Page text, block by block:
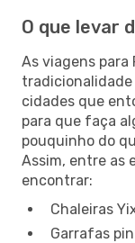
O que levar
As viagens para
tradicionalidade
cidades que
para que faça
pouquinho do
Assim, entre as
encontrar:
Chaleiras
Garrafas